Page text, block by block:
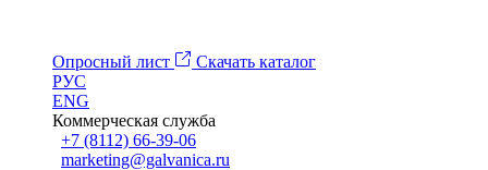
Опросный лист
Скачать каталог
РУС
ENG
Коммерческая служба
+7 (8112) 66-39-06
marketing@galvanica.ru